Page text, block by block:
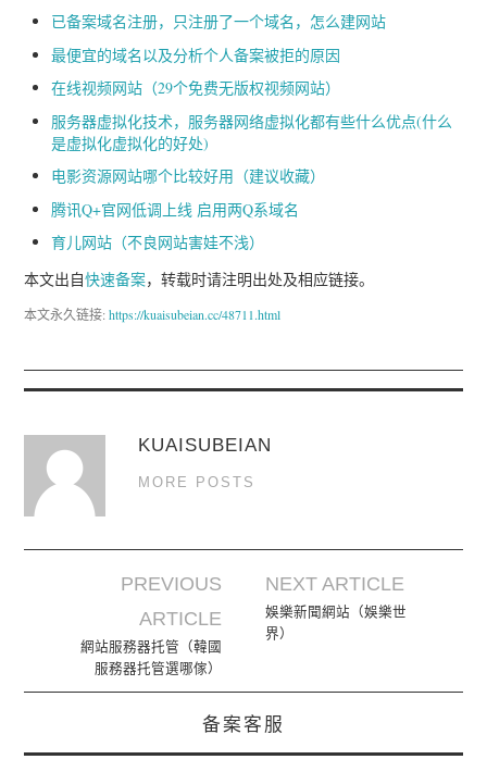
已备案域名注册，只注册了一个域名，怎么建网站
最便宜的域名以及分析个人备案被拒的原因
在线视频网站（29个免费无版权视频网站）
服务器虚拟化技术，服务器网络虚拟化都有些什么优点(什么
是虚拟化虚拟化的好处)
电影资源网站哪个比较好用（建议收藏）
腾讯Q+官网低调上线 启用两Q系域名
育儿网站（不良网站害娃不浅）
本文出自快速备案，转载时请注明出处及相应链接。
本文永久链接:https://kuaisubeian.cc/48711.html
KUAISUBEIAN
MORE POSTS
Post navigation
PREVIOUS
ARTICLE
網站服務器托管（韓國
服務器托管選哪傢）
NEXT ARTICLE
娛樂新聞網站（娛樂世
界）
备案客服